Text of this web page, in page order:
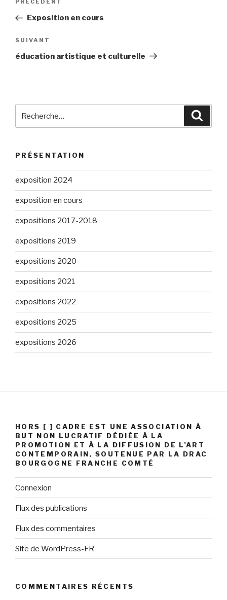
l’article
Article
précédent
PRÉCÉDENT
Exposition en cours
Article
suivant
SUIVANT
éducation artistique et culturelle
pour
PRÉSENTATION
exposition 2024
exposition en cours
expositions 2017-2018
expositions 2019
expositions 2020
expositions 2021
expositions 2022
expositions 2025
expositions 2026
HORS [ ] CADRE EST UNE ASSOCIATION À
BUT NON LUCRATIF DÉDIÉE À LA
PROMOTION ET À LA DIFFUSION DE L’ART
CONTEMPORAIN, SOUTENUE PAR LA DRAC
BOURGOGNE FRANCHE COMTÉ
Connexion
Flux des publications
Flux des commentaires
Site de WordPress-FR
COMMENTAIRES RÉCENTS